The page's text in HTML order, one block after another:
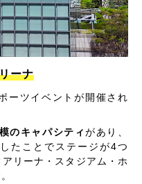
ーナ
ーツイベントが開催され
のキャパシティがあり、
たことでステージが4つ
リーナ・スタジアム・ホ